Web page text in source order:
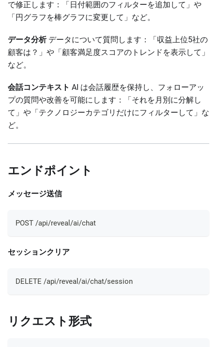
で修正します：「日付範囲のフィルターを追加して」や
「円グラフを棒グラフに変更して」など。
データ分析データについて質問します：「収益上位5社の
顧客は？」や「顧客満足度スコアのトレンドを表示して」
など。
会話コンテキスト AI は会話履歴を保持し、フォローアッ
プの質問や改善を可能にします：「それを月別に分解し
て」や「テクノロジーカテゴリだけにフィルターして」な
ど。
エンドポイント
メッセージ送信
POST /api/reveal/ai/chat
セッションクリア
DELETE /api/reveal/ai/chat/session
リクエスト形式